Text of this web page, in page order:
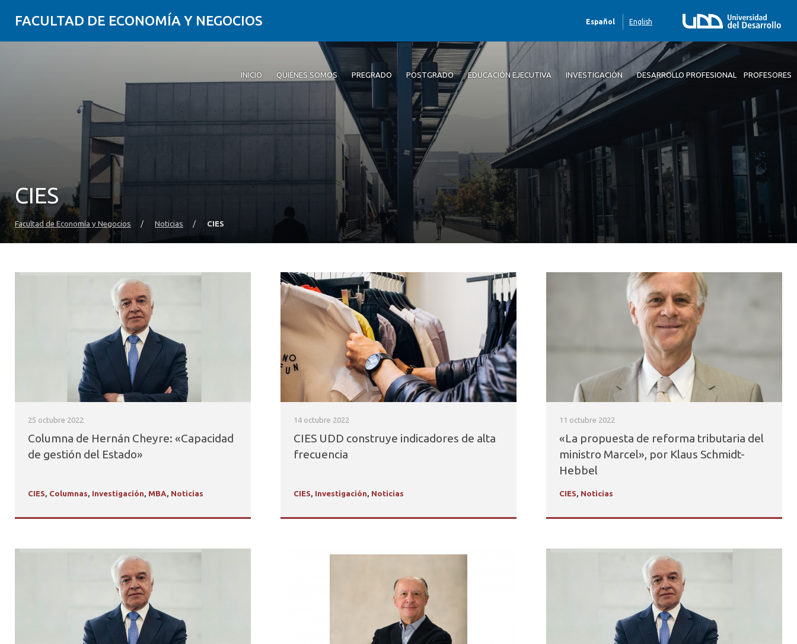
FACULTAD DE ECONOMÍA Y NEGOCIOS Español English
INICIO QUIÉNES SOMOS PREGRADO POSTGRADO EDUCACIÓN EJECUTIVA INVESTIGACIÓN DESARROLLO PROFESIONAL PROFESORES
CIES
Facultad de Economía y Negocios / Noticias / CIES
25 octubre 2022
Columna de Hernán Cheyre: «Capacidad
de gestión del Estado»
CIES, Columnas, Investigación, MBA, Noticias
14 octubre 2022
CIES UDD construye indicadores de alta
frecuencia
CIES, Investigación, Noticias
11 octubre 2022
«La propuesta de reforma tributaria del
ministro Marcel», por Klaus Schmidt-
Hebbel
CIES, Noticias